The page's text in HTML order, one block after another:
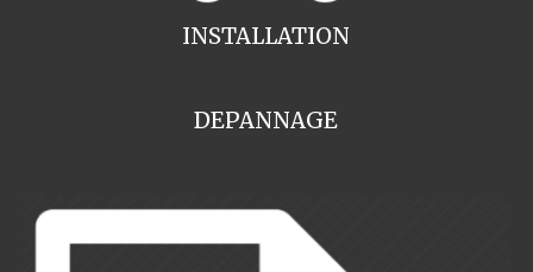
INSTALLATION
DEPANNAGE